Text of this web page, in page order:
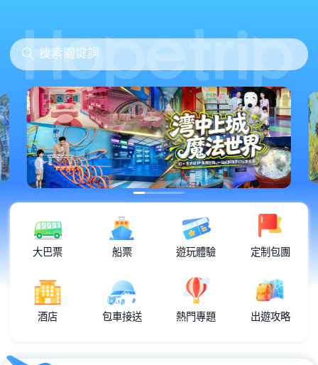
大巴票 船票 遊玩體驗 定制包團
酒店 包車接送 熱門專題 出遊攻略